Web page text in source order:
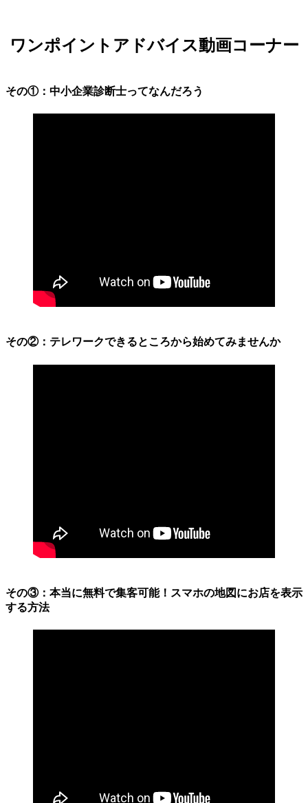
ワンポイントアドバイス動画コーナー
その①：中小企業診断士ってなんだろう
その②：テレワークできるところから始めてみませんか
その③：本当に無料で集客可能！スマホの地図にお店を表示
する方法